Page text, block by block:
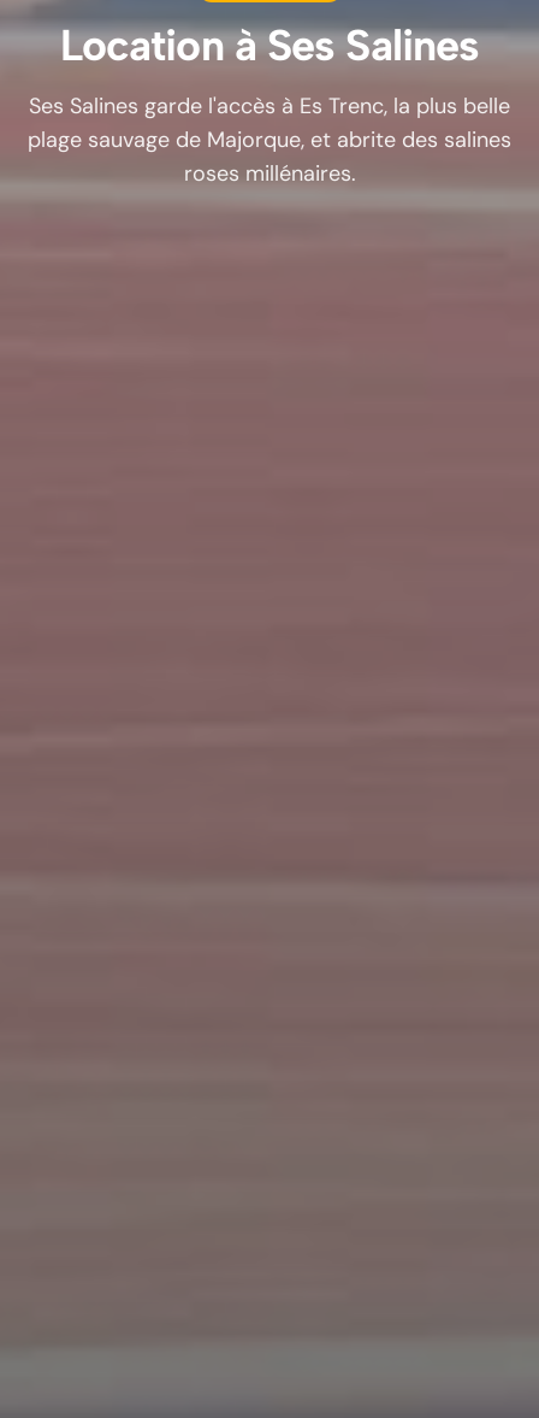
Location àSes Salines
Ses Salines garde l'accès à Es Trenc, la plus belle
plage sauvage de Majorque, et abrite des salines
roses millénaires.